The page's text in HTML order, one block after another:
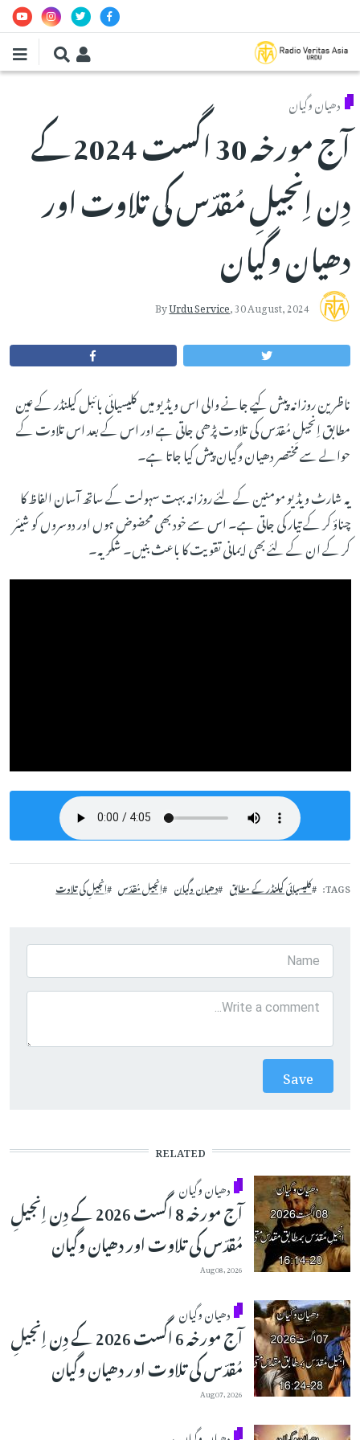
دھیان وگیان
آج مورخہ 30 اگست 2024 کے
دِن اِنجیلِ مُقدّس کی تلاوت اور
دھیان وگیان
ByUrdu Service,30 August, 2024
ناظرین روزانہ پیش کیے جانے والی اس ویڈیو میں کلیسیائی بائبل کیلنڈر کے عین
مطابق اِنجیلِ مُقدّس کی تلاوت پڑھی جاتی ہے اور اس کے بعد اس تلاوت کے
حوالے سے مختصر دھیان وگیان پیش کیا جاتا ہے۔
یہ شارٹ ویڈیو مومنین کے لئے روزانہ بہت سہولت کے ساتھ آسان الفاظ کا
چناؤ کر کے تیار کی جاتی ہے۔ اس سے خود بھی محضوض ہوں اور دوسروں کو شیئر
کر کے ان کے لئے بھی ایمانی تقویت کا باعث بنیں۔ شکریہ۔
TAGS کلیسیائی کیلنڈر کے مطابق دھیان وگیان اِنجیل مُقدّس اِنجیلِ کی تلاوت
RELATED
دھیان وگیان
آج مورخہ 8 اگست 2026 کے دِن اِنجیلِ
مُقدّس کی تلاوت اور دھیان وگیان
Aug 08, 2026
دھیان وگیان
آج مورخہ 6 اگست 2026 کے دِن اِنجیلِ
مُقدّس کی تلاوت اور دھیان وگیان
Aug 07, 2026